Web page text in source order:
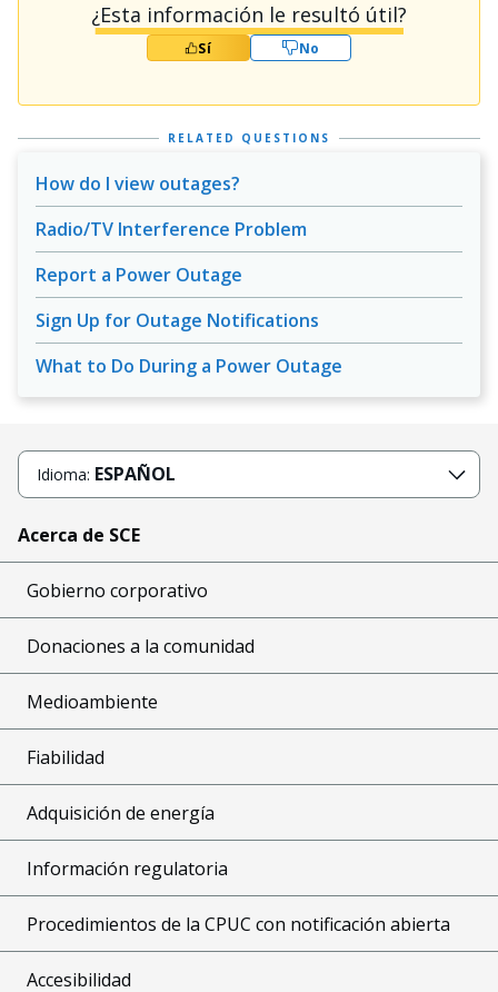
¿Esta información le resultó útil?
Sí No
RELATED QUESTIONS
How do I view outages?
Radio/TV Interference Problem
Report a Power Outage
Sign Up for Outage Notifications
What to Do During a Power Outage
Idioma: ESPAÑOL
Acerca de SCE
Gobierno corporativo
Donaciones a la comunidad
Medioambiente
Fiabilidad
Adquisición de energía
Información regulatoria
Procedimientos de la CPUC con notificación abierta
Accesibilidad